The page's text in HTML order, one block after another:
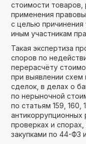
стоимости товаров,
применения
с целью
иным участникам
Такая экспертиза
споров по
перерасчёту
при выявлении схем
сделок, в делах о
по нерыночной
по статьям 159,
антикоррупционных
проверках и
закупками по 44-ФЗ